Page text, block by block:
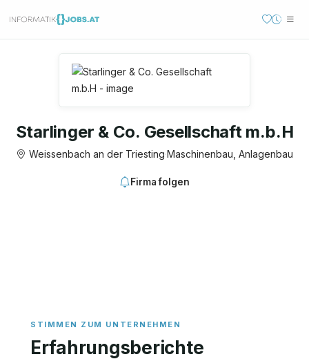
Starlinger & Co. Gesellschaft m.b.H
Weissenbach an der Triesting·Maschinenbau, Anlagenbau
Firma folgen
Erfahrungsberichte